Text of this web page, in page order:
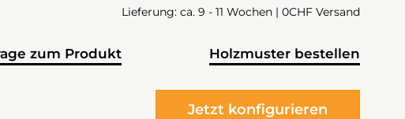
Lieferung: ca. 9 - 11 Wochen | 0CHF Versand
Holzmuster bestellen
zum Produkt
Jetzt konfigurieren